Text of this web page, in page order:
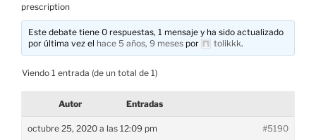
prescription
Este debate tiene 0 respuestas, 1 mensaje y ha sido actualizado
por última vez el hace 5 años, 9 meses por tolikkk.
Viendo 1 entrada (de un total de 1)
Autor Entradas
octubre 25, 2020 a las 12:09 pm #5190